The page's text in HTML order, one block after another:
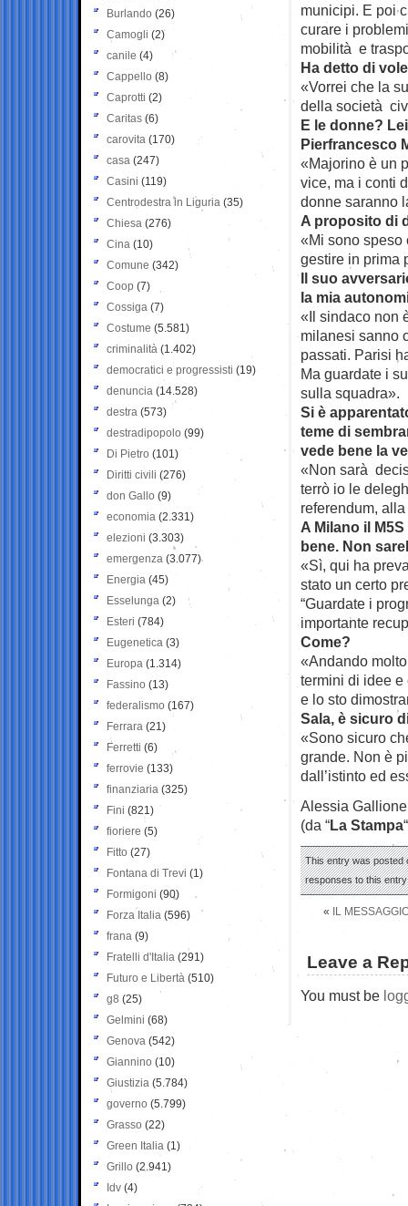
municipi. E poi
curare i
mobilità e
Ha detto di
«Vorrei che la
della società
E le donne?
Pierfrancesco
«Majorino è un
vice, ma i conti
donne saranno
A proposito di
«Mi sono speso
gestire in prima
Il suo
la mia
«Il sindaco non
milanesi sanno
passati. Parisi
Ma guardate i
sulla squadra».
Si è
teme di
vede bene la
«Non sarà
terrò io le
referendum,
A Milano il
bene. Non
«Sì, qui ha
stato un certo
“Guardate i
importante
Come?
«Andando
termini di idee e
e lo sto
Sala, è sicuro
«Sono sicuro
grande. Non è
dall’istinto ed
Alessia Gallione
(da “La Stampa
This entry was posted
responses to this
« IL
Leave a
You must be
Burlando (26)
Camogli (2)
canile (4)
Cappello (8)
Caprotti (2)
Caritas (6)
carovita (170)
casa (247)
Casini (119)
Centrodestra in Liguria (35)
Chiesa (276)
Cina (10)
Comune (342)
Coop (7)
Cossiga (7)
Costume (5.581)
criminalità (1.402)
democratici e progressisti (19)
denuncia (14.528)
destra (573)
destradipopolo (99)
Di Pietro (101)
Diritti civili (276)
don Gallo (9)
economia (2.331)
elezioni (3.303)
emergenza (3.077)
Energia (45)
Esselunga (2)
Esteri (784)
Eugenetica (3)
Europa (1.314)
Fassino (13)
federalismo (167)
Ferrara (21)
Ferretti (6)
ferrovie (133)
finanziaria (325)
Fini (821)
fioriere (5)
Fitto (27)
Fontana di Trevi (1)
Formigoni (90)
Forza Italia (596)
frana (9)
Fratelli d'Italia (291)
Futuro e Libertà (510)
g8 (25)
Gelmini (68)
Genova (542)
Giannino (10)
Giustizia (5.784)
governo (5.799)
Grasso (22)
Green Italia (1)
Grillo (2.941)
Idv (4)